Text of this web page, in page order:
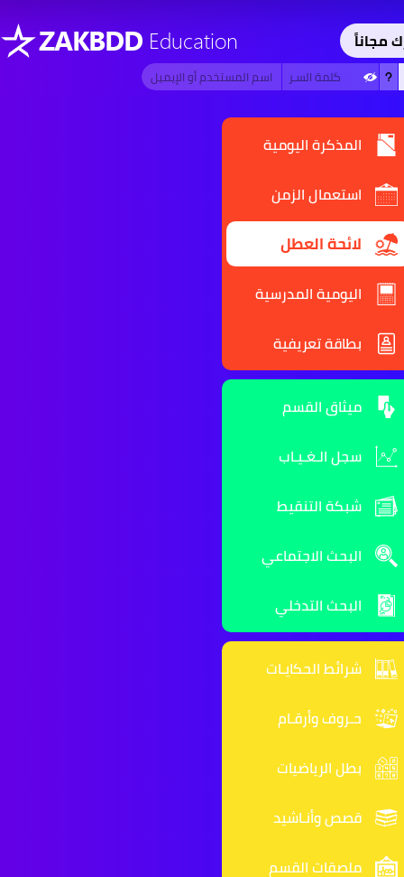
ZAKBDD Education مجاناً
المذكرة اليومية
استعمال الزمن
لائحة العطل
اليومية المدرسية
بطاقة تعريفية
ميثاق القسم
سجل الـغـيـاب
شبكة التنقيط
البحث الاجتماعي
البحث التدخلي
شرائط الحكايـات
حـروف وأرقـام
بطل الرياضيات
قصص وأنـاشيد
ملصقات القسم